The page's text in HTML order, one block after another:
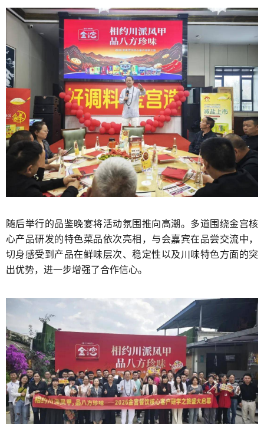
随后举行的品鉴晚宴将活动氛围推向高潮。多道围绕金宫核
心产品研发的特色菜品依次亮相，与会嘉宾在品尝交流中，
切身感受到产品在鲜味层次、稳定性以及川味特色方面的突
出优势，进一步增强了合作信心。